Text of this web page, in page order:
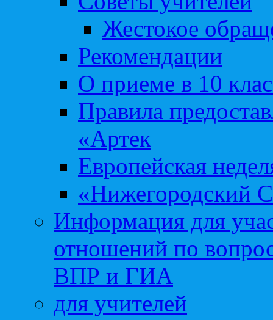
Жестокое
Рекомендации
О приеме в 10
Правила
«Артек
Европейская
«Нижегородский
Информация для
отношений по
ВПР и ГИА
для учителей